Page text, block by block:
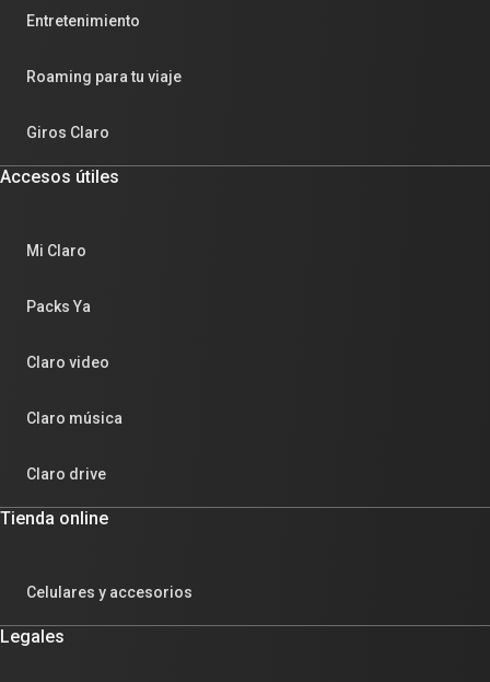
Entretenimiento
Roaming para tu viaje
Giros Claro
Accesos útiles
Mi Claro
Packs Ya
Claro video
Claro música
Claro drive
Tienda online
Celulares y accesorios
Legales